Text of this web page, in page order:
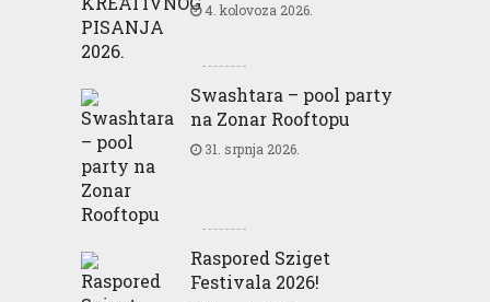
4. kolovoza 2026.
Swashtara – pool party
na Zonar Rooftopu
31. srpnja 2026.
Raspored Sziget
Festivala 2026!